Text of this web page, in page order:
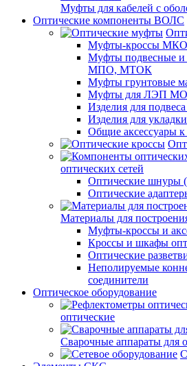
Муфты для кабелей с
Оптические компоненты ВОЛС
Муфты-кроссы МКО
Муфты подвесные
МПО, МТОК
Муфты грунтовые
Муфты для ЛЭП
Изделия для
Изделия для
Общие аксессуары
оптических сетей
Оптические шнуры
Оптические
Материалы для
Муфты-кроссы и
Кроссы и шкафы
Оптические
Неполируемые
соединители
Оптическое оборудование
оптические
Сварочные аппараты для